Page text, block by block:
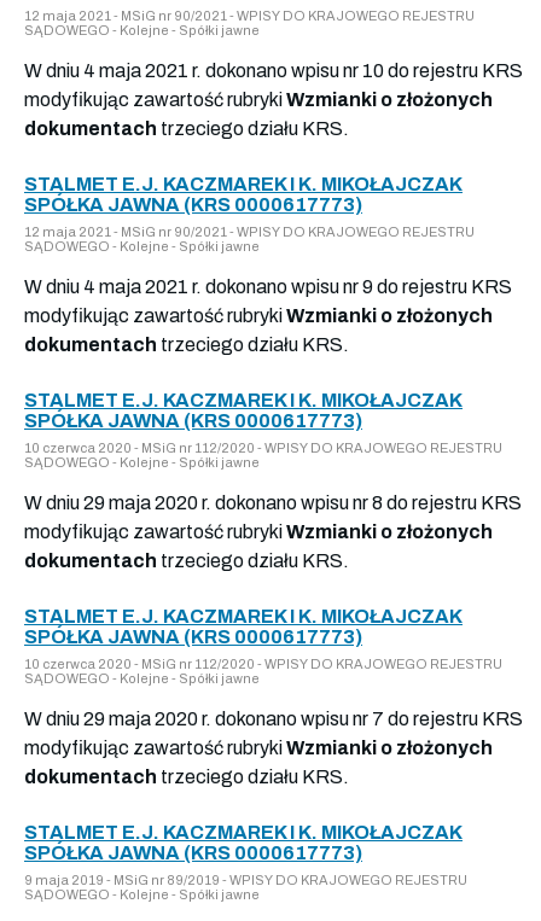
12 maja 2021 - MSiG nr 90/2021 - WPISY DO KRAJOWEGO REJESTRU
SĄDOWEGO - Kolejne - Spółki jawne
W dniu 4 maja 2021 r. dokonano wpisu nr 10 do rejestru KRS
modyfikując zawartość rubrykiWzmianki o złożonych
dokumentach trzeciego działu KRS.
STALMET E.J. KACZMAREK I K. MIKOŁAJCZAK
SPÓŁKA JAWNA (KRS 0000617773)
12 maja 2021 - MSiG nr 90/2021 - WPISY DO KRAJOWEGO REJESTRU
SĄDOWEGO - Kolejne - Spółki jawne
W dniu 4 maja 2021 r. dokonano wpisu nr 9 do rejestru KRS
modyfikując zawartość rubrykiWzmianki o złożonych
dokumentach trzeciego działu KRS.
STALMET E.J. KACZMAREK I K. MIKOŁAJCZAK
SPÓŁKA JAWNA (KRS 0000617773)
10 czerwca 2020 - MSiG nr 112/2020 - WPISY DO KRAJOWEGO REJESTRU
SĄDOWEGO - Kolejne - Spółki jawne
W dniu 29 maja 2020 r. dokonano wpisu nr 8 do rejestru KRS
modyfikując zawartość rubrykiWzmianki o złożonych
dokumentach trzeciego działu KRS.
STALMET E.J. KACZMAREK I K. MIKOŁAJCZAK
SPÓŁKA JAWNA (KRS 0000617773)
10 czerwca 2020 - MSiG nr 112/2020 - WPISY DO KRAJOWEGO REJESTRU
SĄDOWEGO - Kolejne - Spółki jawne
W dniu 29 maja 2020 r. dokonano wpisu nr 7 do rejestru KRS
modyfikując zawartość rubrykiWzmianki o złożonych
dokumentach trzeciego działu KRS.
STALMET E.J. KACZMAREK I K. MIKOŁAJCZAK
SPÓŁKA JAWNA (KRS 0000617773)
9 maja 2019 - MSiG nr 89/2019 - WPISY DO KRAJOWEGO REJESTRU
SĄDOWEGO - Kolejne - Spółki jawne